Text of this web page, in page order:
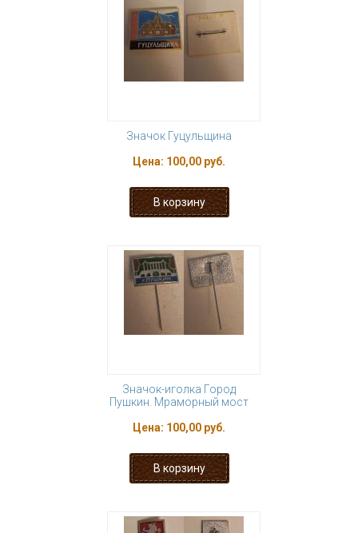
Значок Гуцульщина
Цена: 100,00 руб.
Значок-иголка Город
Пушкин. Мраморный мост
Цена: 100,00 руб.